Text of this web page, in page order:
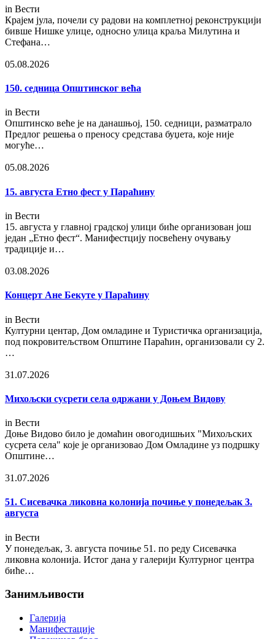
in Вести
Крајем јула, почели су радови на комплетној реконструкцији
бивше Нишке улице, односно улица краља Милутина и
Стефана…
05.08.2026
150. седница Општинског већа
in Вести
Општинско веће је на данашњој, 150. седници, разматрало
Предлог решења о преносу средстава буџета, које није
могуће…
05.08.2026
15. августа Етно фест у Параћину
in Вести
15. августа у главној градској улици биће организован још
један „Етно фест“. Манифестцију посвећену очувању
традиције и…
03.08.2026
Концерт Ане Бекуте у Параћину
in Вести
Културни центар, Дом омладине и Туристичка организација,
под покровитељством Општине Параћин, организовали су 2.
…
31.07.2026
Михољски сусрети села одржани у Доњем Видову
in Вести
Доње Видово било је домаћин овогодишњих "Михољских
сусрета села" које је организовао Дом Омладине уз подршку
Општине…
31.07.2026
51. Сисевачка ликовна колонија почиње у понедељак 3.
августа
in Вести
У понедељак, 3. августа почиње 51. по реду Сисевачка
ликовна колонија. Истог дана у галерији Културног центра
биће…
Занимљивости
Галерија
Манифестације